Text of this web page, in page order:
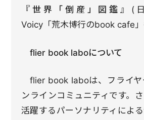
『世界「倒産」図鑑』 (
Voicy「荒木博行のbook cafe」
flier book laboについて
flier book laboは、フライ
ンラインコミュニティです。
活躍するパーソナリティによ